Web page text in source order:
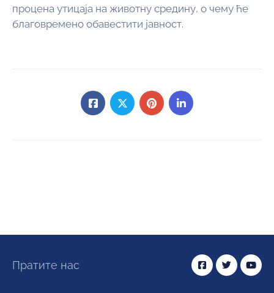
процена утицаја на животну средину, о чему ће
благовремено обавестити јавност.
Пратите нас